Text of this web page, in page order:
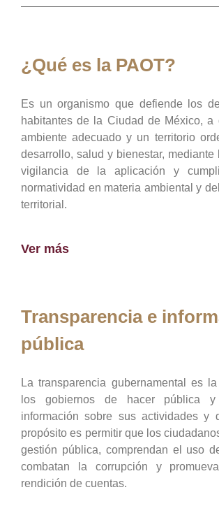
¿Qué es la PAOT?
Es un organismo que defiende los
habitantes de la Ciudad de México, a
ambiente adecuado y un territorio
desarrollo, salud y bienestar, mediante
vigilancia de la aplicación y
normatividad en materia ambiental y
territorial.
Ver más
Transparencia e
pública
La transparencia gubernamental es
los gobiernos de hacer pública
información sobre sus actividades y
propósito es permitir que los
gestión pública, comprendan el uso
combatan la corrupción y
rendición de cuentas.